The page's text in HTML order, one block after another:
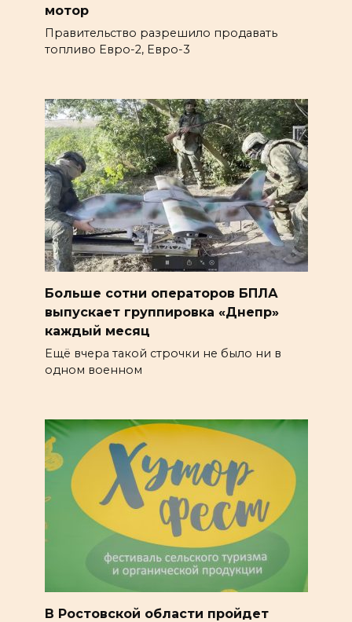
мотор
Правительство разрешило продавать
топливо Евро-2, Евро-3
Больше сотни операторов БПЛА
выпускает группировка «Днепр»
каждый месяц
Ещё вчера такой строчки не было ни в
одном военном
В Ростовской области пройдет